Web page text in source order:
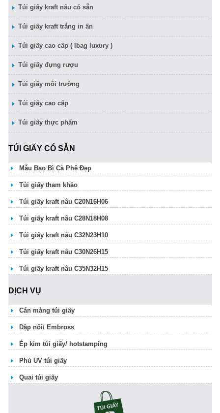
Túi giấy kraft nâu có sẵn
Túi giấy kraft trắng in ấn
Túi giấy cao cấp ( Ibag luxury )
Túi giấy đựng rượu
Túi giấy môi trường
Túi giấy cao cấp
Túi giấy thực phẩm
TÚI GIẤY CÓ SẴN
Mẫu Bao Bì Cà Phê Đẹp
Túi giấy tham khảo
Túi giấy kraft nâu C20N16H06
Túi giấy kraft nâu C28N18H08
Túi giấy kraft nâu C32N23H10
Túi giấy kraft nâu C30N26H15
Túi giấy kraft nâu C35N32H15
DỊCH VỤ
Cán màng túi giấy
Dập nổi/ Embross
Ép kim túi giấy/ hotstamping
Phủ UV túi giấy
Quai túi giấy